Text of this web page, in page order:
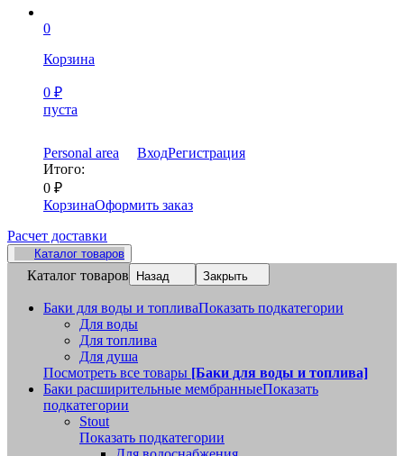
0
Корзина
0 ₽
пуста
Personal area ВходРегистрация
Итого:
0 ₽
КорзинаОформить заказ
Расчет доставки
Каталог товаров
Каталог товаров Назад Закрыть
Баки для воды и топливаПоказать подкатегории
Для воды
Для топлива
Для душа
Посмотреть все товары [Баки для воды и топлива]
Баки расширительные мембранныеПоказать
подкатегории
Stout
Показать подкатегории